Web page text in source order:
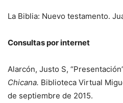
La Biblia: Nuevo testamento.
Consultas por internet
Alarcón, Justo S,
Chicana. Biblioteca Virtual
de septiembre de 2015.